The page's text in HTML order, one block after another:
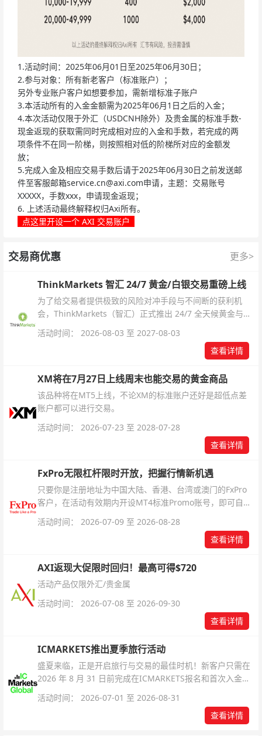
1.活动时间：2025年06月01日至2025年06月30日；
2.参与对象：所有新老客户（标准账户）；
另外专业账户客户如想要参加，需新增标准子账户
3.本活动所有的入金金额需为2025年06月1日之后的入金；
4.本次活动仅限于外汇（USDCNH除外）及贵金属的标准手数-
现金返现的获取需同时完成相对应的入金和手数，若完成的两
项条件不在同一阶梯，则按照相对低的阶梯所对应的金额发
放；
5.完成入金及相应交易手数后请于2025年06月30日之前发送邮
件至客服邮箱service.cn@axi.com申请，主题：交易账号
XXXXX，手数xxx，申请现金返现；
6. 上述活动最终解释权归Axi所有。
点这里开设一个 AXI 交易账户
交易商优惠 更多>
ThinkMarkets 智汇 24/7 黄金/白银交易重磅上线
为了给交易者提供极致的风险对冲手段与不间断的获利机
会，ThinkMarkets（智汇）正式推出 24/7 全天候黄金与白
杆配置、支持软件及交易细则。
活动时间： 2026-08-03 至 2027-08-03
查看详情
XM将在7月27日上线周末也能交易的黄金商品
该品种将在MT5上线，不论XM的标准账户还好是超低点差
账户都可以进行交易。
活动时间： 2026-07-23 至 2028-07-28
查看详情
FxPro无限杠杆限时开放，把握行情新机遇
只要你是注册地址为中国大陆、香港、台湾或澳门的FxPro
客户，在活动有效期内开设MT4标准Promo账号，即可自动
活动时间： 2026-07-09 至 2026-08-28
查看详情
AXI返现大促限时回归！最高可得$720
活动产品仅限外汇/贵金属
活动时间： 2026-07-08 至 2026-09-30
查看详情
ICMARKETS推出夏季旅行活动
盛夏来临，正是开启旅行与交易的最佳时机！新客户只需在
2026 年 8 月 31 日前完成在ICMARKETS报名和首次入金即
活动时间： 2026-07-01 至 2026-08-31
查看详情